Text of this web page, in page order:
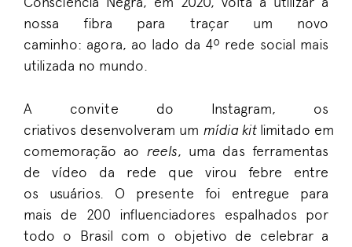
nossa fibra para traçar um novo
caminho: agora, ao lado da 4º rede social mais
utilizada no mundo.
A convite do Instagram, os
criativos desenvolveram um mídiakit limitado em
comemoração ao reels, uma das ferramentas
de vídeo da rede que virou febre entre
os usuários . O presente
foi entregue para
mais
de 200 influenciadores espalhados por
todo o Brasil com o objetivo de celebrar a